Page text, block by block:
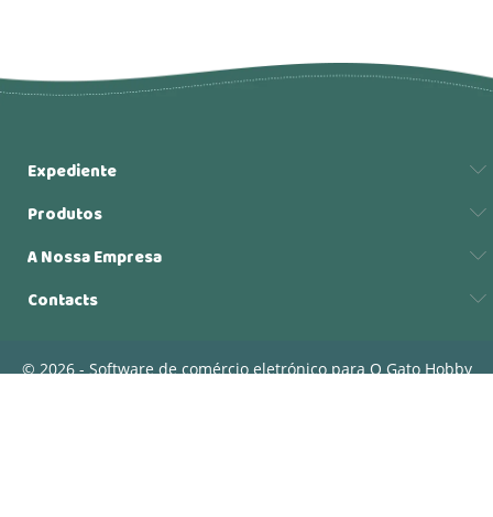
Expediente
Produtos
A Nossa Empresa
Contacts
© 2026 - Software de comércio eletrónico para O Gato Hobby